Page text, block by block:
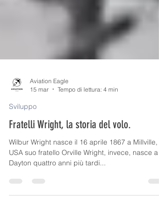
15 mar
Tempo di lettura: 4 min
Sviluppo
Fratelli Wright, la storia del volo.
Wilbur Wright nasce il 16 aprile 1867 a Millville,